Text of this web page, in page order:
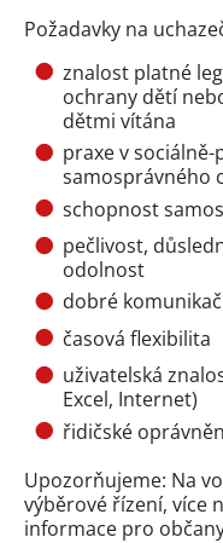
Požadavky na
znalost platné
ochrany dětí
dětmi vítána
praxe v
samosprávného
schopnost
pečlivost,
odolnost
dobré
časová flexibilita
uživatelská
Excel, Internet)
řidičské
Upozorňujeme: Na
výběrové řízení, více
informace pro